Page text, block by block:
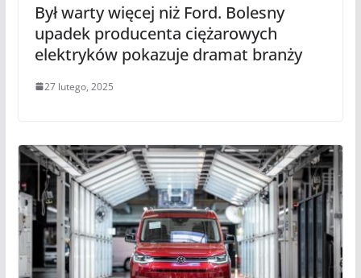
Był warty więcej niż Ford. Bolesny
upadek producenta ciężarowych
elektryków pokazuje dramat branży
27 lutego, 2025